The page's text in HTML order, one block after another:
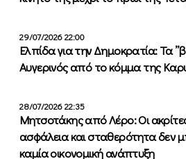
29/07/2026 22:00
Ελπίδα για την Δημοκρατία: Τα
Αυγερινός από το κόμμα της
28/07/2026 22:35
Μητσοτάκης από Λέρο: Οι
ασφάλεια και σταθερότητα δεν
καμία οικονομική ανάπτυξη